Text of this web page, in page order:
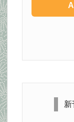
新